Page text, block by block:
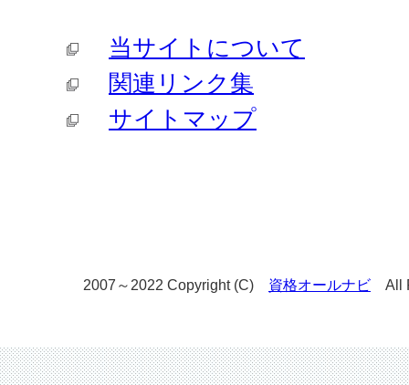
当サイトについて
関連リンク集
サイトマップ
2007～2022 Copyright (C) 資格オールナビ All